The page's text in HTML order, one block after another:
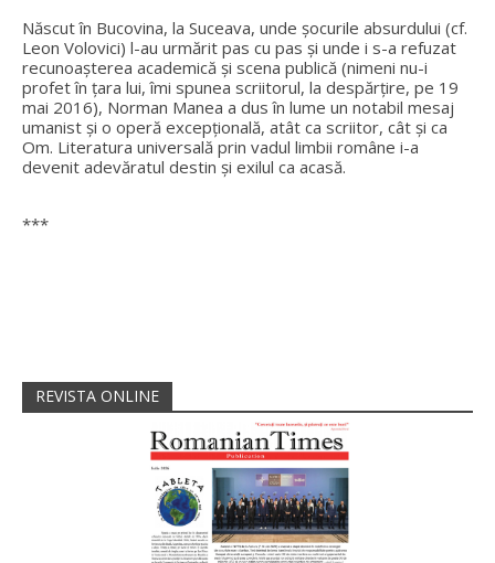
Născut în Bucovina, la Suceava, unde șocurile absurdului (cf.
Leon Volovici) l-au urmărit pas cu pas și unde i s-a refuzat
recunoașterea academică și scena publică (nimeni nu-i
profet în țara lui, îmi spunea scriitorul, la despărțire, pe 19
mai 2016), Norman Manea a dus în lume un notabil mesaj
umanist și o operă excepțională, atât ca scriitor, cât și ca
Om. Literatura universală prin vadul limbii române i-a
devenit adevăratul destin și exilul ca acasă.
***
REVISTA ONLINE